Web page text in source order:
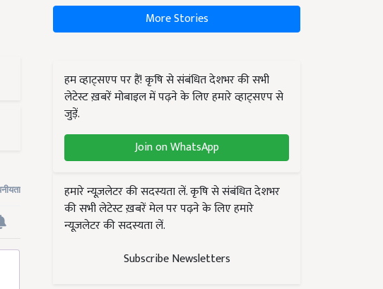
More Stories
हम व्हाट्सएप पर हैं! कृषि से संबंधित देशभर की सभी
लेटेस्ट ख़बरें मोबाइल में पढ़ने के लिए हमारे व्हाट्सएप से
जुड़ें.
Join on WhatsApp
हमारे न्यूज़लेटर की सदस्यता लें. कृषि से संबंधित देशभर
की सभी लेटेस्ट ख़बरें मेल पर पढ़ने के लिए हमारे
न्यूज़लेटर की सदस्यता लें.
Subscribe Newsletters